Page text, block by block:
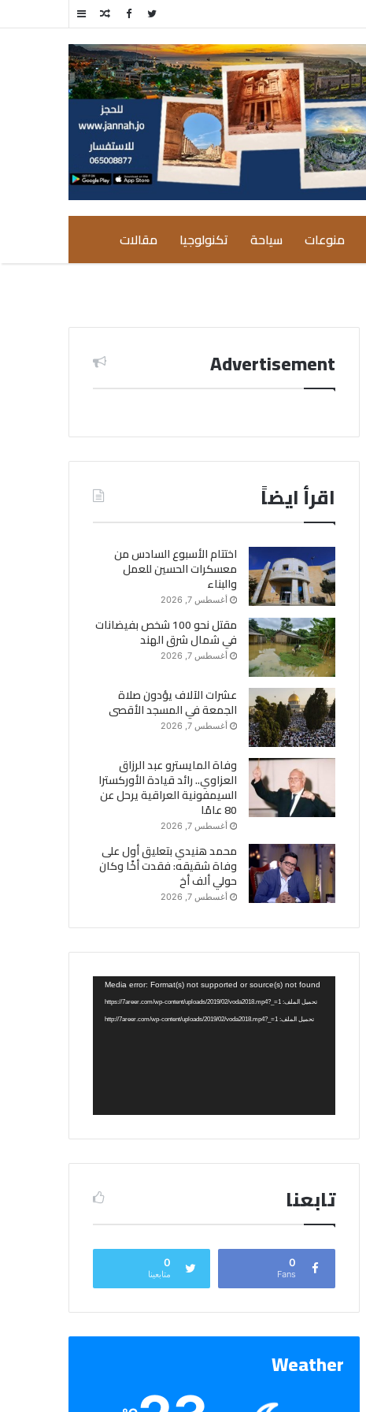
إضافة
جانبي
مقال
منوعات سياحة تكنولوجيا مقالات
Advertisement
اقرأ ايضاً
اختتام الأسبوع السادس من
معسكرات الحسين للعمل
والبناء
أغسطس 7, 2026
مقتل نحو 100 شخص بفيضانات
في شمال شرق الهند
أغسطس 7, 2026
عشرات الآلاف يؤدون صلاة
الجمعة في المسجد الأقصى
أغسطس 7, 2026
وفاة المايسترو عبد الرزاق
العزاوي.. رائد قيادة الأوركسترا
السيمفونية العراقية يرحل عن
80 عامًا
أغسطس 7, 2026
محمد هنيدي بتعليق أول على
وفاة شقيقه: فقدت أخًا وكان
حولي ألف أخ
أغسطس 7, 2026
مشغل
الفيديو
Media error: Format(s) not supported or source(s) not found
تحميل الملف: https://7areer.com/wp-content/uploads/2019/02/voda2018.mp4?_=1
تحميل الملف: http://7areer.com/wp-content/uploads/2019/02/voda2018.mp4?_=1
تابعنا
0
Fans
0
متابعينا
Weather